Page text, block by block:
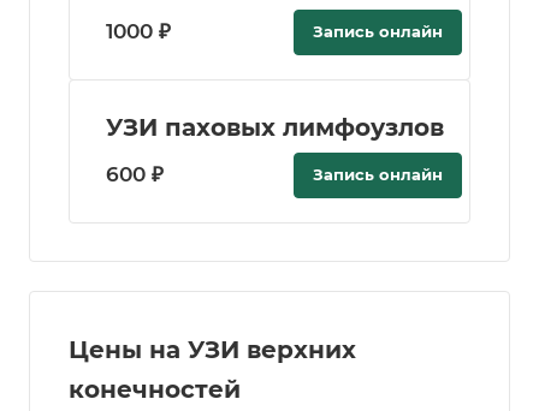
1000 ₽ Запись онлайн
УЗИ паховых лимфоузлов
600 ₽ Запись онлайн
Цены на УЗИ верхних
конечностей